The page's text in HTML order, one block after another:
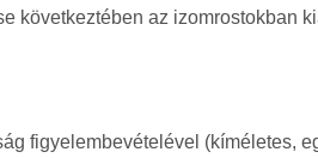
következtében az izomrostokban
figyelembevételével (kíméletes,